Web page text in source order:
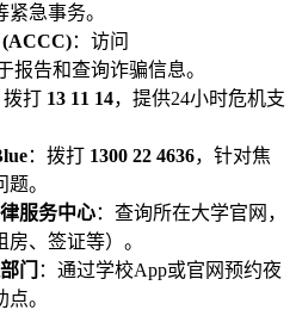
急事务。
：访问
报告和查询诈骗信息。
拨打 13 11 14，提供24小时危机支
：拨打 1300 22 4636，针对焦
。
服务中心：查询所在大学官网，
、签证等）。
门
：通过学校App或官网预约夜
。